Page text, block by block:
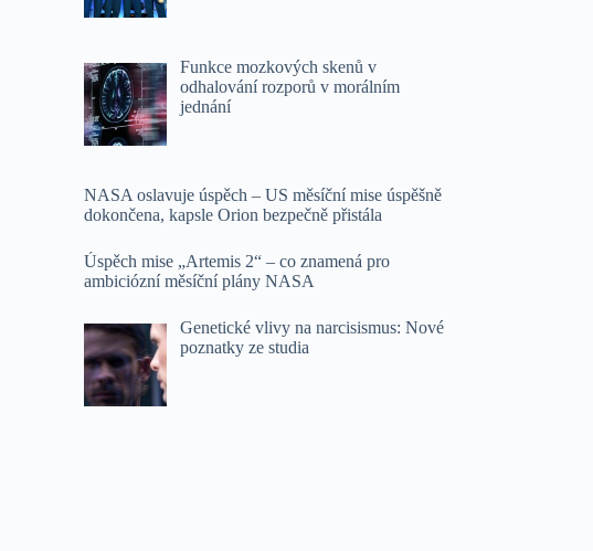
Funkce mozkových skenů v
odhalování rozporů v morálním
jednání
NASA oslavuje úspěch – US měsíční mise úspěšně
dokončena, kapsle Orion bezpečně přistála
Úspěch mise „Artemis 2“ – co znamená pro
ambiciózní měsíční plány NASA
Genetické vlivy na narcisismus: Nové
poznatky ze studia